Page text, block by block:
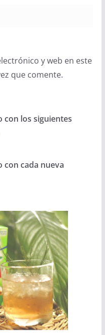
y web en este
que comente.
con los siguientes
con cada nueva